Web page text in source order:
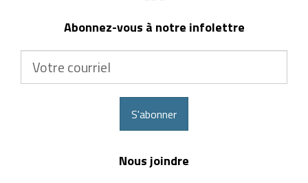
Abonnez-vous à notre infolettre
S'abonner
Nous joindre